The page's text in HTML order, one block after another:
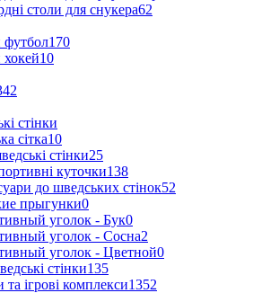
столи для снукера62
футбол170
хокей10
стінки
сітка10
стінки25
куточки138
до шведських стінок52
прыгунки0
уголок - Бук0
уголок - Сосна2
уголок - Цветной0
стінки135
ігрові комплекси1352